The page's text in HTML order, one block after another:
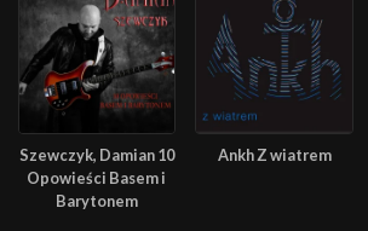
Szewczyk, Damian 10
Opowieści Basem i
Barytonem
Ankh Z wiatrem